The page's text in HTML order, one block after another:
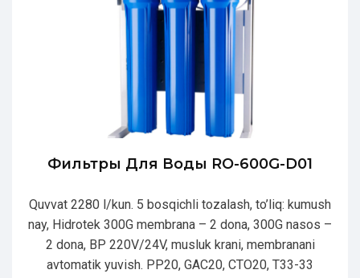
Фильтры Для Воды RO-600G-D01
Quvvat 2280 l/kun. 5 bosqichli tozalash, to’liq: kumush
nay, Hidrotek 300G membrana – 2 dona, 300G nasos –
2 dona, BP 220V/24V, musluk krani, membranani
avtomatik yuvish. PP20, GAC20, CTO20, T33-33